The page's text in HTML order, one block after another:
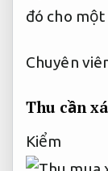
đó cho
Chuyên
Thu cần